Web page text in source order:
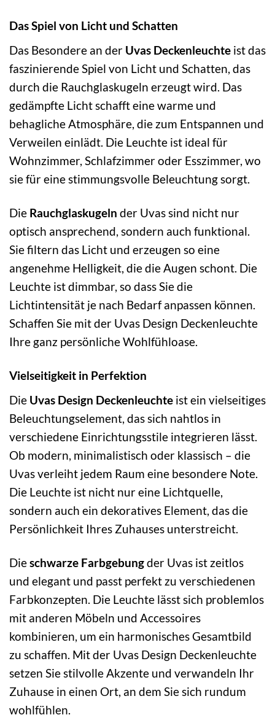
Das Spiel von Licht und Schatten
Das Besondere an der Uvas Deckenleuchte ist das
faszinierende Spiel von Licht und Schatten, das
durch die Rauchglaskugeln erzeugt wird. Das
gedämpfte Licht schafft eine warme und
behagliche Atmosphäre, die zum Entspannen und
Verweilen einlädt. Die Leuchte ist ideal für
Wohnzimmer, Schlafzimmer oder Esszimmer, wo
sie für eine stimmungsvolle Beleuchtung sorgt.
Die Rauchglaskugeln der Uvas sind nicht nur
optisch ansprechend, sondern auch funktional.
Sie filtern das Licht und erzeugen so eine
angenehme Helligkeit, die die Augen schont. Die
Leuchte ist dimmbar, so dass Sie die
Lichtintensität je nach Bedarf anpassen können.
Schaffen Sie mit der Uvas Design Deckenleuchte
Ihre ganz persönliche Wohlfühloase.
Vielseitigkeit in Perfektion
Die Uvas Design Deckenleuchte ist ein vielseitiges
Beleuchtungselement, das sich nahtlos in
verschiedene Einrichtungsstile integrieren lässt.
Ob modern, minimalistisch oder klassisch – die
Uvas verleiht jedem Raum eine besondere Note.
Die Leuchte ist nicht nur eine Lichtquelle,
sondern auch ein dekoratives Element, das die
Persönlichkeit Ihres Zuhauses unterstreicht.
Dieschwarze Farbgebungder Uvas ist zeitlos
und elegant und passt perfekt zu verschiedenen
Farbkonzepten. Die Leuchte lässt sich problemlos
mit anderen Möbeln und Accessoires
kombinieren, um ein harmonisches Gesamtbild
zu schaffen. Mit der Uvas Design Deckenleuchte
setzen Sie stilvolle Akzente und verwandeln Ihr
Zuhause in einen Ort, an dem Sie sich rundum
wohlfühlen.